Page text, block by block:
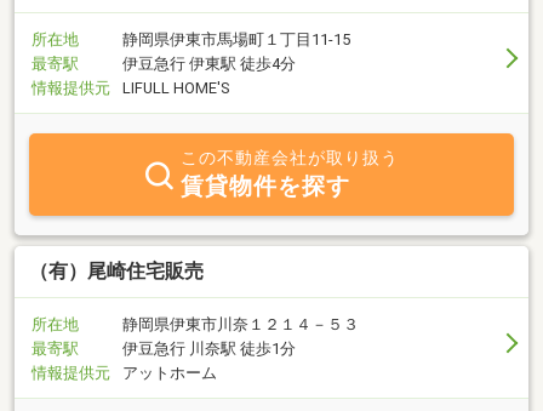
所在地
静岡県伊東市馬場町１丁目11-15
最寄駅
伊豆急行 伊東駅 徒歩4分
情報提供元
LIFULL HOME'S
この不動産会社が取り扱う
賃貸物件を探す
（有）尾崎住宅販売
所在地
静岡県伊東市川奈１２１４－５３
最寄駅
伊豆急行 川奈駅 徒歩1分
情報提供元
アットホーム